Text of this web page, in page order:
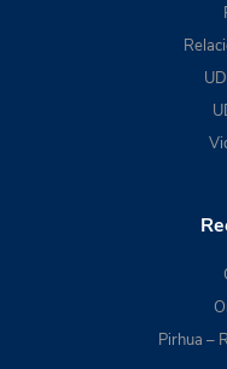
Pirhua –